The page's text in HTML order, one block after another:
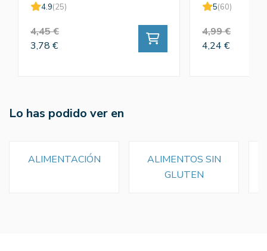
4.9(25)
4,45 €
3,78 €
5(60)
4,99 €
4,24 €
Lo has podido ver en
ALIMENTACIÓN
ALIMENTOS SIN
GLUTEN